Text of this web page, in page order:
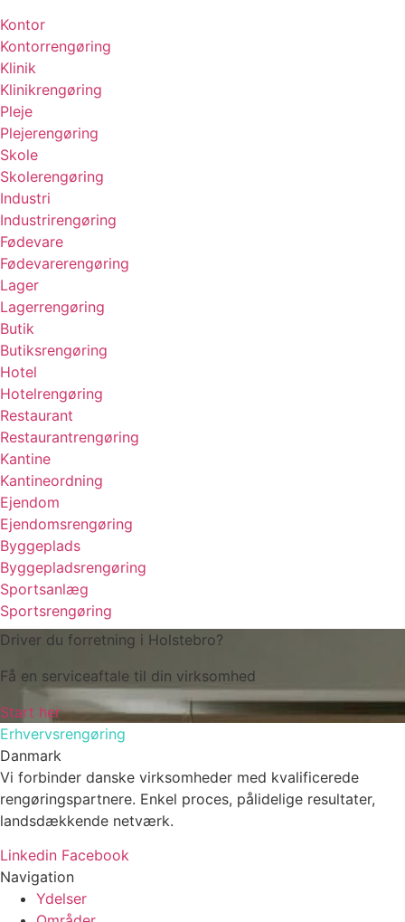
Kontor
Kontorrengøring
Klinik
Klinikrengøring
Pleje
Plejerengøring
Skole
Skolerengøring
Industri
Industrirengøring
Fødevare
Fødevarerengøring
Lager
Lagerrengøring
Butik
Butiksrengøring
Hotel
Hotelrengøring
Restaurant
Restaurantrengøring
Kantine
Kantineordning
Ejendom
Ejendomsrengøring
Byggeplads
Byggepladsrengøring
Sportsanlæg
Sportsrengøring
Driver du forretning i Holstebro?
Få en serviceaftale til din virksomhed
Start her
Erhvervsrengøring
Danmark
Vi forbinder danske virksomheder med kvalificerede
rengøringspartnere. Enkel proces, pålidelige resultater,
landsdækkende netværk.
Linkedin Facebook
Navigation
Ydelser